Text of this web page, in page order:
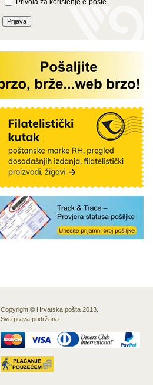
Copyright © Hrvatska pošta 2013.
Sva prava pridržana.